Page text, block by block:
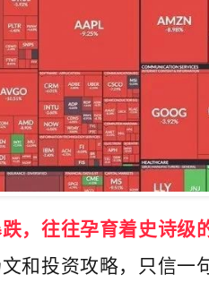
，往往孕育着史诗级
和投资攻略，只信一